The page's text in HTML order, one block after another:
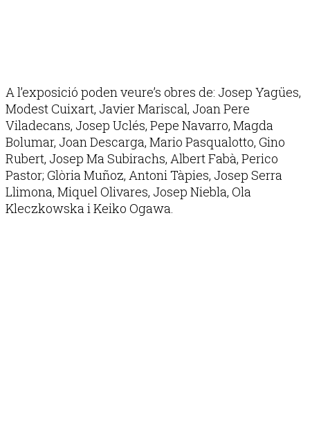
A l’exposició poden veure’s obres de: Josep Yagües,
Modest Cuixart, Javier Mariscal, Joan Pere
Viladecans, Josep Uclés, Pepe Navarro, Magda
Bolumar, Joan Descarga, Mario Pasqualotto, Gino
Rubert, Josep Ma Subirachs, Albert Fabà, Perico
Pastor; Glòria Muñoz, Antoni Tàpies, Josep Serra
Llimona, Miquel Olivares, Josep Niebla, Ola
Kleczkowska i Keiko Ogawa.